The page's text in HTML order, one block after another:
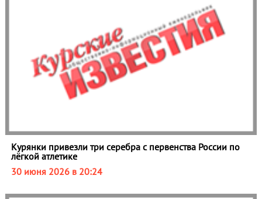
Курянки привезли три серебра с первенства России по
лёгкой атлетике
30 июня 2026 в 20:24